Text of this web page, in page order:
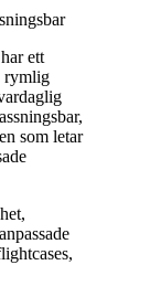
ett
rymlig
som letar